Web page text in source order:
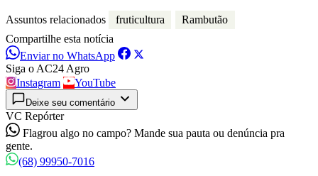
Assuntos relacionados fruticultura
Rambutão
Compartilhe esta notícia
Enviar no WhatsApp
Siga o AC24 Agro
Instagram
YouTube
Deixe seu comentário
VC Repórter
Flagrou algo no campo? Mande sua pauta ou denúncia pra
gente.
(68) 99950-7016